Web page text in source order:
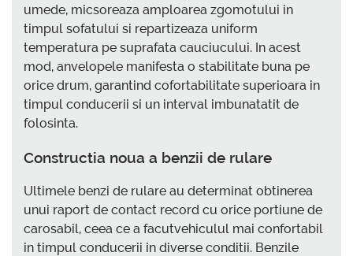
umede, micsoreaza amploarea zgomotului in
timpul sofatului si repartizeaza uniform
temperatura pe suprafata cauciucului. In acest
mod, anvelopele manifesta o stabilitate buna pe
orice drum, garantind cofortabilitate superioara in
timpul conducerii si un interval imbunatatit de
folosinta.
Constructia noua a benzii de rulare
Ultimele benzi de rulare au determinat obtinerea
unui raport de contact record cu orice portiune de
carosabil, ceea ce a facutvehiculul mai confortabil
in timpul conducerii in diverse conditii. Benzile